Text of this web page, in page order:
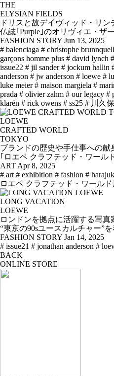
THE
ELYSIAN FIELDS
ドリスと故デイヴィッド・リン
仏誌｢Purple｣のオリヴィエ・ザ
FASHION STORY Jun 13, 2025
# balenciaga # christophe brunnquell
garçons homme plus # david lynch
issue22 # jil sander # jockum hallin
anderson # jw anderson # loewe #
luke meier # maison margiela #
prada # olivier zahm # our legacy #
klarén # rick owens # ss25 # 川久
LOEWE
CRAFTED WORLD
TOKYO
ブランドの歴史や手仕事への献
｢ロエベ クラフテッド・ワール
ART Apr 8, 2025
# art # exhibition # fashion #
ロエベ クラフテッド・ワール
LONG VACATION
LOEWE
ロンドンを拠点に活躍する写真
“東京の90sユースカルチャー”を
FASHION STORY Jan 14, 2025
# issue21 # jonathan anderson #
BACK
ONLINE STORE